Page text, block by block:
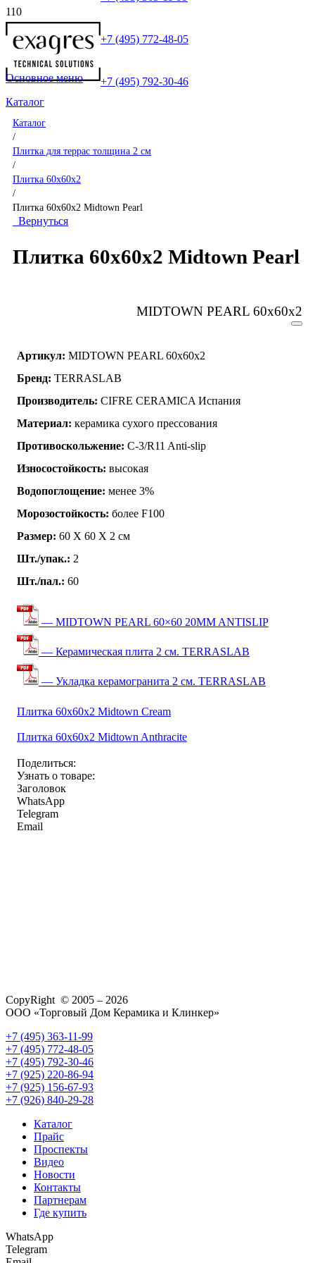
+7 (495) 772-48-05
+7 (495) 792-30-46
Основное меню
Каталог
Каталог
/
Плитка для террас толщина 2 см
/
Плитка 60x60x2
/
Плитка 60x60x2 Midtown Pearl
Вернуться
Плитка 60x60x2 Midtown Pearl
MIDTOWN PEARL 60x60x2
Артикул: MIDTOWN PEARL 60x60x2
Бренд: TERRASLAB
Производитель: CIFRE CERAMICA Испания
Материал: керамика сухого прессования
Противоскольжение: C-3/R11 Anti-slip
Износостойкость: высокая
Водопоглощение: менее 3%
Морозостойкость: более F100
Размер: 60 Х 60 Х 2 см
Шт./упак.: 2
Шт./пал.: 60
— MIDTOWN PEARL 60×60 20MM ANTISLIP
— Керамическая плита 2 см. TERRASLAB
— Укладка керамогранита 2 см. TERRASLAB
Плитка 60x60x2 Midtown Cream
Плитка 60x60x2 Midtown Anthracite
Поделиться:
Узнать о товаре:
Заголовок
WhatsApp
Telegram
Email
CopyRight © 2005 – 2026
ООО «Торговый Дом Керамика и Клинкер»
+7 (495) 363-11-99
+7 (495) 772-48-05
+7 (495) 792-30-46
+7 (925) 220-86-94
+7 (925) 156-67-93
+7 (926) 840-29-28
Каталог
Прайс
Проспекты
Видео
Новости
Контакты
Партнерам
Где купить
WhatsApp
Telegram